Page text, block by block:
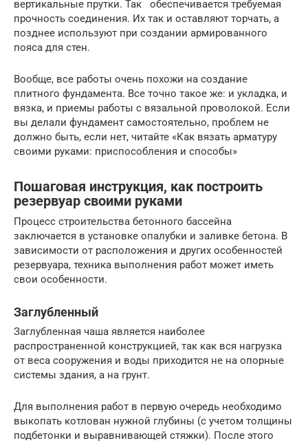
вертикальные прутки. Так обеспечивается требуемая
прочность соединения. Их так и оставляют торчать, а
позднее используют при создании армированного
пояса для стен.
Вообще, все работы очень похожи на создание
плитного фундамента. Все точно такое же: и укладка, и
вязка, и приемы работы с вязальной проволокой. Если
вы делали фундамент самостоятельно, проблем не
должно быть, если нет, читайте «Как вязать арматуру
своими руками: приспособления и способы»
Пошаговая инструкция, как построить
резервуар своими руками
Процесс строительства бетонного бассейна
заключается в установке опалубки и заливке бетона. В
зависимости от расположения и других особенностей
резервуара, техника выполнения работ может иметь
свои особенности.
Заглубленный
Заглубленная чаша является наиболее
распространенной конструкцией, так как вся нагрузка
от веса сооружения и воды приходится не на опорные
системы здания, а на грунт.
Для выполнения работ в первую очередь необходимо
выкопать котлован нужной глубины (с учетом толщины
подбетонки и выравнивающей стяжки). После этого